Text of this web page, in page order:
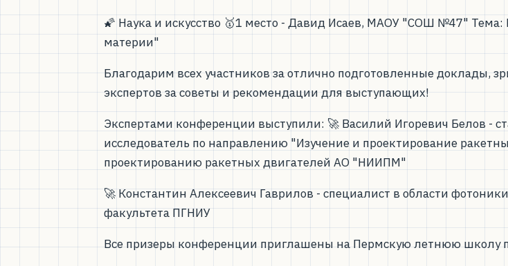
🌠 Наука и искусство 🥇1 место - Давид Исаев, МАОУ "СОШ №47" Тема:
материи"
Благодарим всех участников за отлично подготовленные доклады,
экспертов за советы и рекомендации для выступающих!
Экспертами конференции выступили: 🚀 Василий Игоревич Белов -
исследователь по направлению "Изучение и проектирование
проектированию ракетных двигателей АО "НИИПМ"
🚀 Константин Алексеевич Гаврилов - специалист в области
факультета ПГНИУ
Все призеры конференции приглашены на Пермскую летнюю школу